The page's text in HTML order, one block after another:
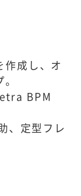
作成し、オ
BPM
、定型フレ